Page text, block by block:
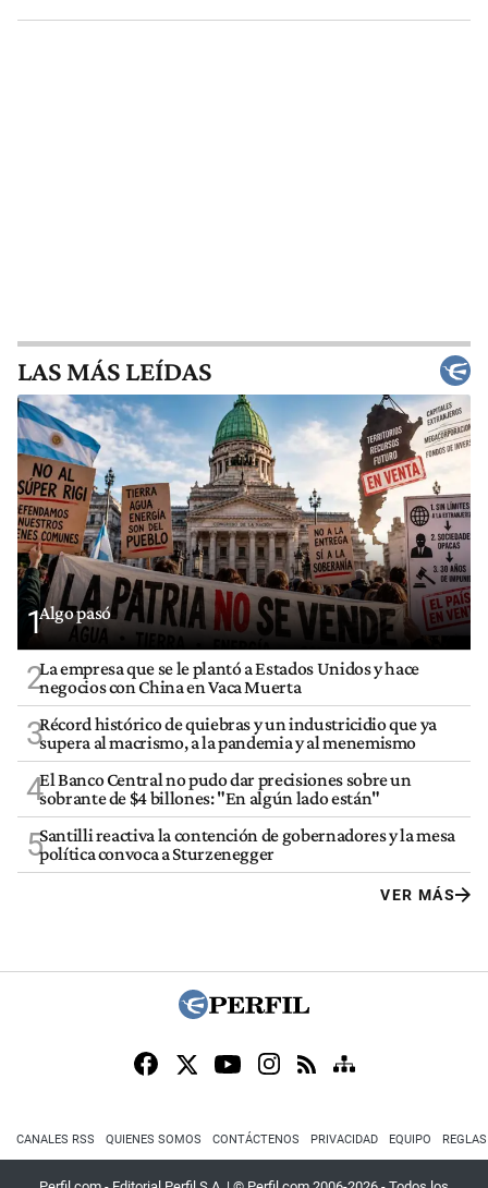
LAS MÁS LEÍDAS
1Algo pasó
2La empresa que se le plantó a Estados Unidos y hace
negocios con China en Vaca Muerta
3Récord histórico de quiebras y un industricidio que ya
supera al macrismo, a la pandemia y al menemismo
4El Banco Central no pudo dar precisiones sobre un
sobrante de $4 billones: "En algún lado están"
5Santilli reactiva la contención de gobernadores y la mesa
política convoca a Sturzenegger
VER MÁS
CANALES RSS QUIENES SOMOS CONTÁCTENOS PRIVACIDAD EQUIPO